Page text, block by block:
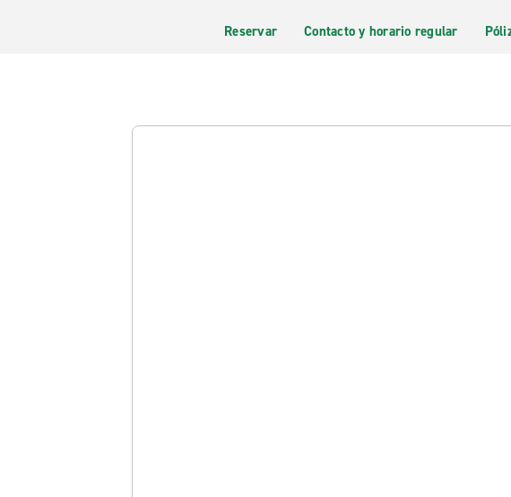
Reservar Contacto y horario regular